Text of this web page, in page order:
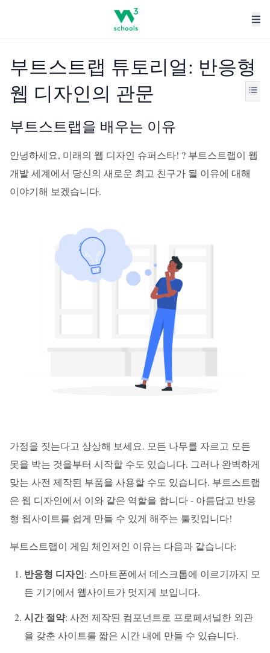
부트스트랩 튜토리얼: 반응형
웹 디자인의 관문
부트스트랩을 배우는 이유
안녕하세요, 미래의 웹 디자인 슈퍼스타! ? 부트스트랩이 웹
개발 세계에서 당신의 새로운 최고 친구가 될 이유에 대해
이야기해 보겠습니다.
가정을 짓는다고 상상해 보세요. 모든 나무를 자르고 모든
못을 박는 것을부터 시작할 수도 있습니다. 그러나 완벽하게
맞는 사전 제작된 부품을 사용할 수도 있습니다. 부트스트랩
은 웹 디자인에서 이와 같은 역할을 합니다 - 아름답고 반응
형 웹사이트를 쉽게 만들 수 있게 해주는 툴킷입니다!
부트스트랩이 게임 체인저인 이유는 다음과 같습니다:
반응형 디자인: 스마트폰에서 데스크톱에 이르기까지 모
든 기기에서 웹사이트가 멋지게 보입니다.
시간 절약: 사전 제작된 컴포넌트로 프로페셔널한 외관
을 갖춘 사이트를 짧은 시간 내에 만들 수 있습니다.